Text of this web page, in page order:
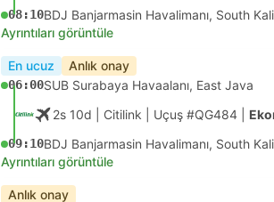
08:10
Ayrıntıları görüntüle
En ucuz Anlık onay
06:00SUB Surabaya Havaalanı, East Java
2s 10d | Citilink Uçuş #QG484
09:10BDJ Banjarmasin Havalimanı, South
Ayrıntıları görüntüle
Anlık onay